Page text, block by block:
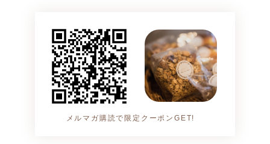
メルマガ購読で限定クーポンGET!